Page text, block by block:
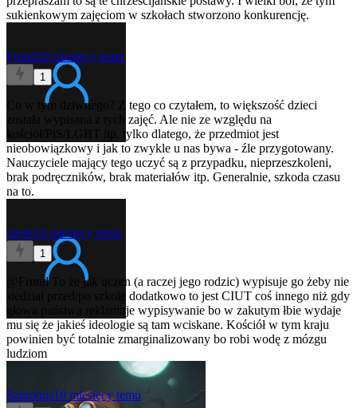
sukienkowym zajęciom w szkołach stworzono konkurencję.
Frund10 miesięcy temu
1
Co w tym dziwnego? Z tego co czytałem, to większość dzieci
została wypisana z tych zajęć. Ale nie ze względu na
kościół/PiS/LGBT itp. tylko dlatego, że przedmiot jest
nieobowiązkowy i jak to zwykle u nas bywa - źle przygotowany.
Nauczyciele mający tego uczyć są z przypadku, nieprzeszkoleni,
brak podręczników, brak materiałów itp. Generalnie, szkoda czasu
na to.
utede10 miesięcy temu
1
@FrundTo że jak uczen (a raczej jego rodzic) wypisuje go żeby nie
siedział przed/po szkole dodatkowo to jest CIUT coś innego niż gdy
głowa państwa reklamuje wypisywanie bo w zakutym łbie wydaje
mu się że jakieś ideologie są tam wciskane. Kościół w tym kraju
powinien być totalnie zmarginalizowany bo robi wodę z mózgu
ludziom
Sauronus10 miesięcy temu